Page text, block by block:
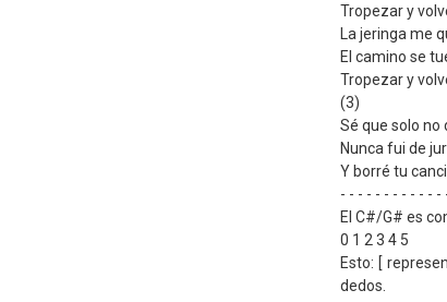
Tropezar y
La jeringa me
El camino se
Tropezar y
(3)
Sé que solo no
Nunca fui de
Y borré tu
- - - - - - - - - - - -
El C#/G# es
0 1 2 3 4 5
Esto: [
dedos.